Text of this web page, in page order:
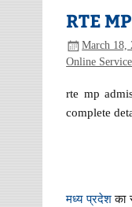
RTE
March 18,
Online
rte mp
complete
मध्य प्रदेशका